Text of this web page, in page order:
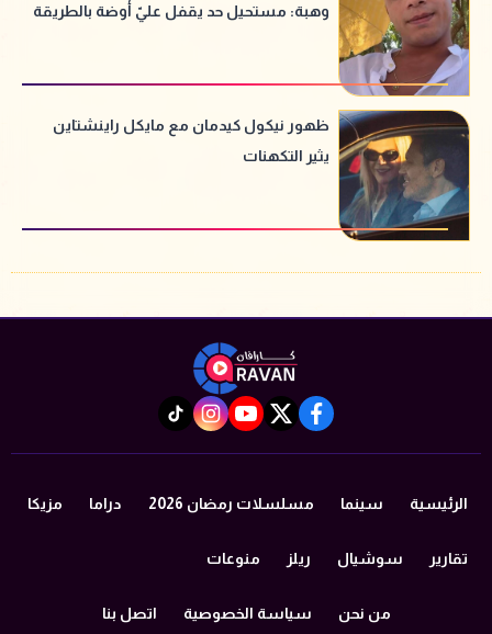
وهبة: مستحيل حد يقفل عليّ أوضة بالطريقة
ظهور نيكول كيدمان مع مايكل راينشتاين
يثير التكهنات
facebook
twitter
youtube
instagram
tiktok
الرئيسية سينما مسلسلات رمضان 2026 دراما مزيكا
تقارير سوشيال ريلز منوعات
من نحن سياسة الخصوصية اتصل بنا